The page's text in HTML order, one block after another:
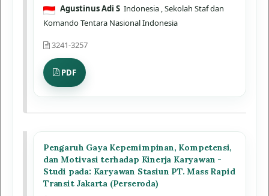
Agustinus Adi S Indonesia , Sekolah Staf dan
Komando Tentara Nasional Indonesia
3241-3257
PDF
Pengaruh Gaya Kepemimpinan, Kompetensi,
dan Motivasi terhadap Kinerja Karyawan -
Studi pada: Karyawan Stasiun PT. Mass Rapid
Transit Jakarta (Perseroda)